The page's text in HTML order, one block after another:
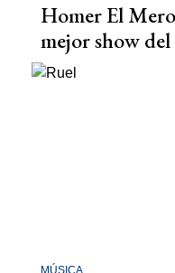
Homer El
mejor show
MÚSICA